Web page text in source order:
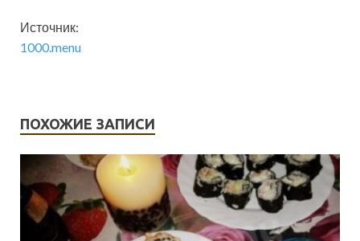
Источник:
1000.menu
ПОХОЖИЕ ЗАПИСИ